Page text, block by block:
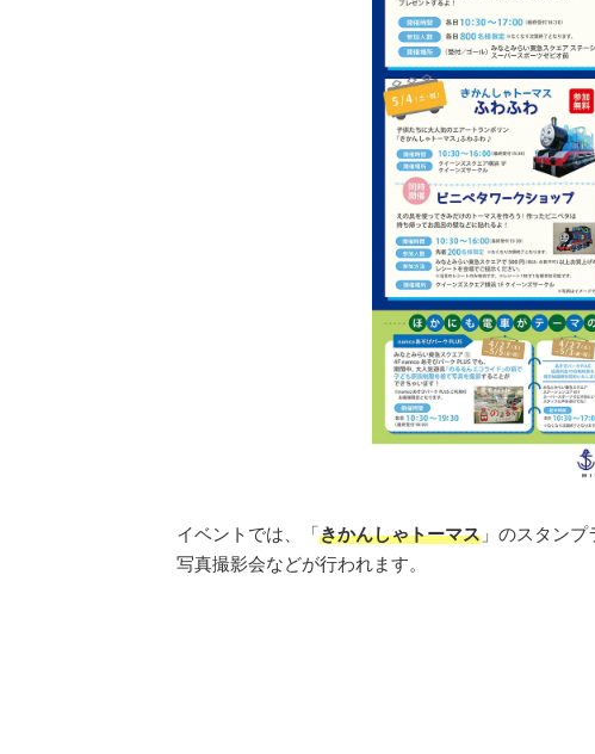
イベントでは、「きかんしゃトーマス 」のスタン
写真撮影会などが行われます。